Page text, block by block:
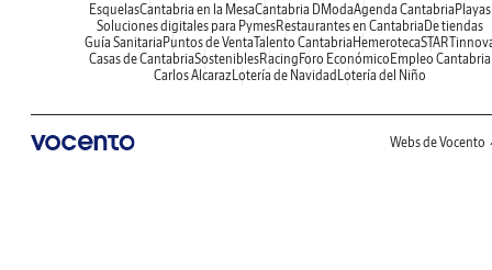
EsquelasCantabria en la MesaCantabria DModaAgenda Cantabria Playas
Soluciones digitales para PymesRestaurantes en Cantabria De tiendas
Guía Sanitaria Puntos de VentaTalento Cantabria Hemeroteca
Casas de CantabriaSosteniblesRacing Foro Económico Empleo Cantabria
Carlos AlcarazLotería de Navidad Lotería del Niño
Webs de Vocento